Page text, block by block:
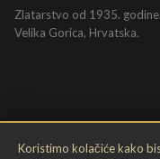
Koristimo kolačiće kako
Zlatarstvo od 1935. godine.
Velika Gorica, Hrvatska.
INFORMACIJE